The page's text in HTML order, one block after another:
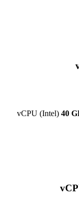
vCPU (Intel) 40